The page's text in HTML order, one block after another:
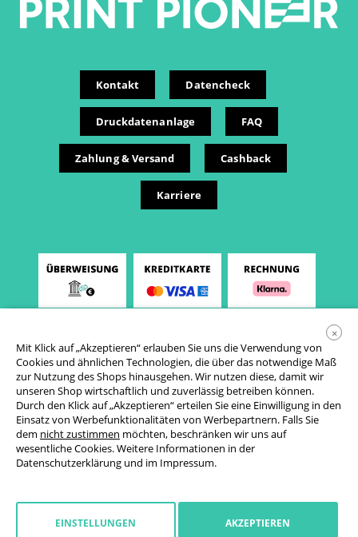
Kontakt Datencheck
Druckdatenanlage FAQ
Zahlung & Versand Cashback
Karriere
AGB
Datenschutzerklärung
Widerrufsrecht
×
Mit Klick auf „Akzeptieren“ erlauben Sie uns die Verwendung von
Cookies und ähnlichen Technologien, die über das notwendige Maß
zur Nutzung des Shops hinausgehen. Wir nutzen diese, damit wir
unseren Shop wirtschaftlich und zuverlässig betreiben können.
Durch den Klick auf „Akzeptieren“ erteilen Sie eine Einwilligung in den
Einsatz von Werbefunktionalitäten von Werbepartnern. Falls Sie
dem nicht zustimmen möchten, beschränken wir uns auf
wesentliche Cookies. Weitere Informationen in der
Datenschutzerklärung und im Impressum.
EINSTELLUNGEN AKZEPTIEREN